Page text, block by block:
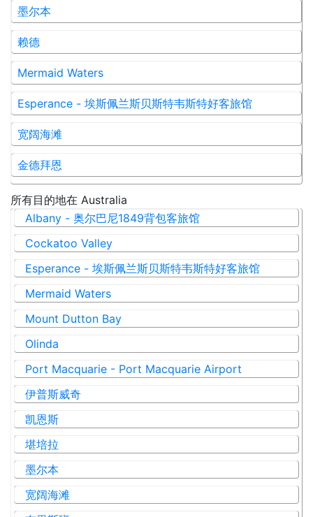
墨尔本
赖德
Mermaid Waters
Esperance - 埃斯佩兰斯贝斯特韦斯特好客旅馆
宽阔海滩
金德拜恩
所有目的地在 Australia
Albany - 奥尔巴尼1849背包客旅馆
Cockatoo Valley
Esperance - 埃斯佩兰斯贝斯特韦斯特好客旅馆
Mermaid Waters
Mount Dutton Bay
Olinda
Port Macquarie - Port Macquarie Airport
伊普斯威奇
凯恩斯
堪培拉
墨尔本
宽阔海滩